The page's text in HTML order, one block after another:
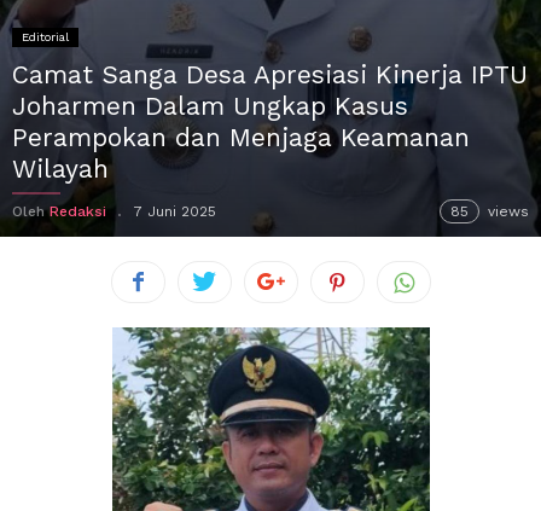
Editorial
Camat Sanga Desa Apresiasi Kinerja IPTU
Joharmen Dalam Ungkap Kasus
Perampokan dan Menjaga Keamanan
Wilayah
Oleh Redaksi 7 Juni 2025 85 views